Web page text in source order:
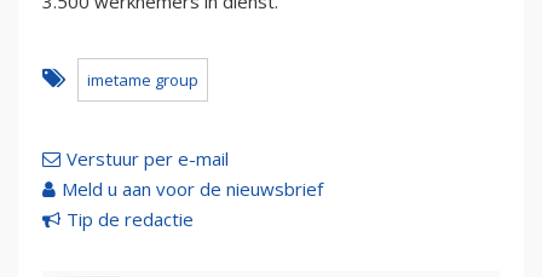
imetame group
Verstuur per e-mail
Meld u aan voor de nieuwsbrief
Tip de redactie